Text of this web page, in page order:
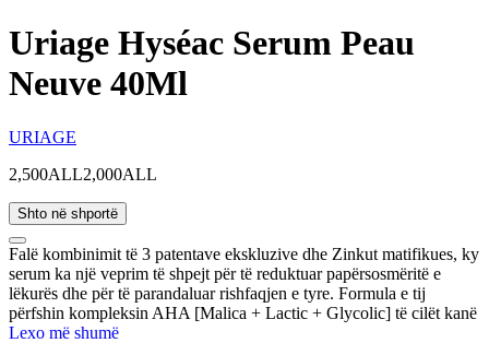
Uriage Hyséac Serum Peau
Neuve 40Ml
URIAGE
2,500ALL2,000ALL
Shto në shportë
Falë kombinimit të 3 patentave ekskluzive dhe Zinkut matifikues, ky
serum ka një veprim të shpejt për të reduktuar papërsosmëritë e
lëkurës dhe për të parandaluar rishfaqjen e tyre. Formula e tij
përfshin kompleksin AHA [Malica + Lactic + Glycolic] të cilët kanë
veprim të fuqishëm në lëkurë duke eleminuar qelizat e vdekura dhe
Lexo më shumë